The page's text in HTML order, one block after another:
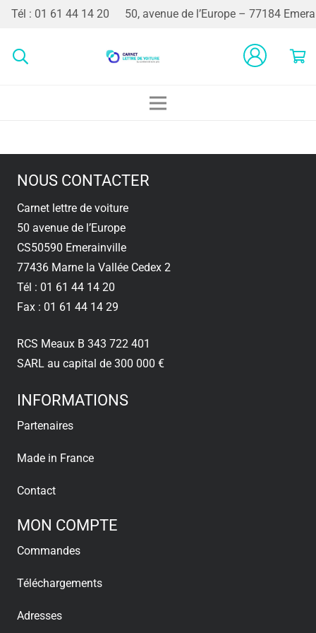
Tél : 01 61 44 14 20 50, avenue de l’Europe – 77184
NOUS CONTACTER
Carnet lettre de voiture
50 avenue de l’Europe
CS50590 Emerainville
77436 Marne la Vallée Cedex 2
Tél : 01 61 44 14 20
Fax : 01 61 44 14 29
RCS Meaux B 343 722 401
SARL au capital de 300 000 €
INFORMATIONS
Partenaires
Made in France
Contact
MON COMPTE
Commandes
Téléchargements
Adresses